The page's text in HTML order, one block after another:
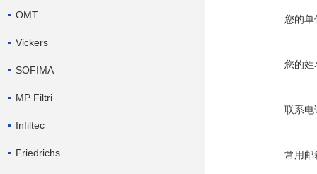
OMT
Vickers
SOFIMA
MP Filtri
Infiltec
Friedrichs
您的单
您的姓
联系电
常用邮